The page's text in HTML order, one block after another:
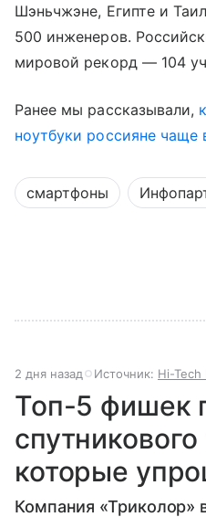
Шэньчжэне, Египте и
500 инженеров.
мировой рекорд — 104
Ранее мы рассказывали,
ноутбуки россияне чаще
смартфоны
2 дня назад Источник: Hi-Tech
Топ-5 фишек
которые
Компания «Триколор»